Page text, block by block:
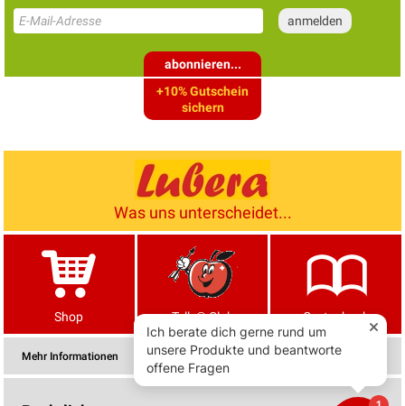
abonnieren...
+10% Gutschein
sichern
Was uns unterscheidet...
Shop Tells® Club Gartenbuch
Mehr Informationen